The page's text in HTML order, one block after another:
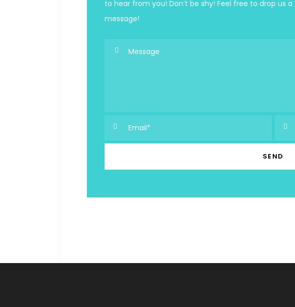
to hear from you! Don’t be shy! Feel free to drop us a
message!